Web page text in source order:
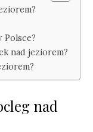
Polsce?
nad jeziorem?
nad